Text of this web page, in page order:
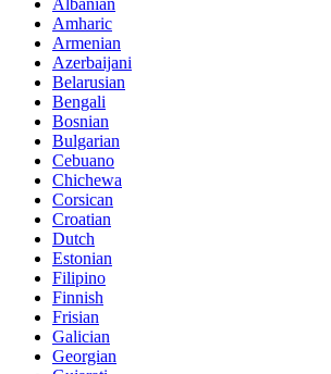
Amharic
Armenian
Azerbaijani
Belarusian
Bengali
Bosnian
Bulgarian
Cebuano
Chichewa
Corsican
Croatian
Dutch
Estonian
Filipino
Finnish
Frisian
Galician
Georgian